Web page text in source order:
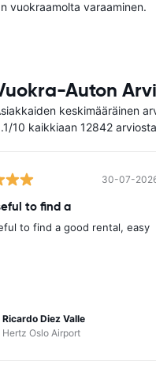
vuokraamolta varaaminen.
Auton
keskimääräinen
10 kaikkiaan 12842 arviosta
30-07-
to find a
to find a good rental, easy
Ricardo Diez Valle
Hertz Oslo Airport